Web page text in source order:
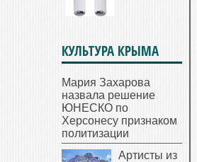
КУЛЬТУРА КРЫМА
Мария Захарова
назвала решение
ЮНЕСКО по
Херсонесу признаком
политизации
Артисты из